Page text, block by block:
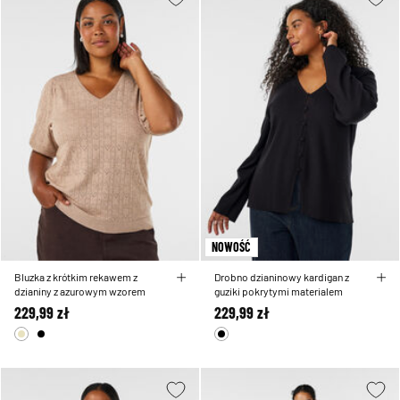
Bluzka z krótkim rekawem z
dzianiny z azurowym wzorem
229,99 zł
NOWOŚĆ
Drobno dzianinowy kardigan z
guziki pokrytymi materialem
229,99 zł